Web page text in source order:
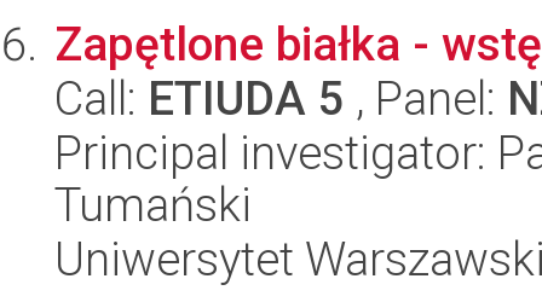
Zapętlone białka -
Call: ETIUDA 5 , Panel:
Principal investigator:
Tumański
Uniwersytet